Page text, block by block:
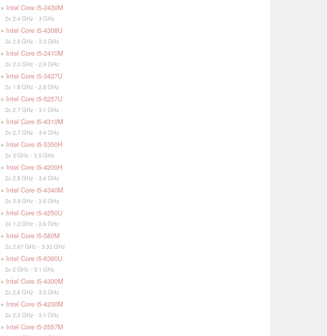
» Intel Core i5-2430M
2x 2.4 GHz - 3 GHz
» Intel Core i5-4308U
2x 2.8 GHz - 3.3 GHz
» Intel Core i5-2410M
2x 2.3 GHz - 2.9 GHz
» Intel Core i5-3427U
2x 1.8 GHz - 2.8 GHz
» Intel Core i5-5257U
2x 2.7 GHz - 3.1 GHz
» Intel Core i5-4310M
2x 2.7 GHz - 3.4 GHz
» Intel Core i5-5350H
2x 3 GHz - 3.5 GHz
» Intel Core i5-4200H
2x 2.8 GHz - 3.4 GHz
» Intel Core i5-4340M
2x 2.9 GHz - 3.6 GHz
» Intel Core i5-4250U
2x 1.3 GHz - 2.6 GHz
» Intel Core i5-580M
2x 2.67 GHz - 3.33 GHz
» Intel Core i5-6360U
2x 2 GHz - 3.1 GHz
» Intel Core i5-4300M
2x 2.6 GHz - 3.3 GHz
» Intel Core i5-4200M
2x 2.5 GHz - 3.1 GHz
» Intel Core i5-2557M